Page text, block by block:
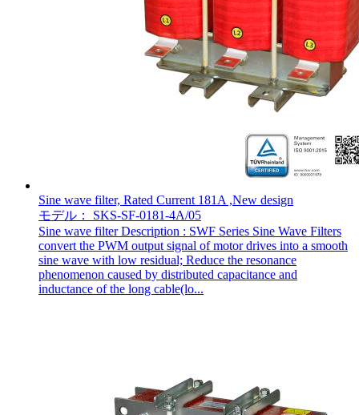
Sine wave filter, Rated Current 181A ,New design
モデル： SKS-SF-0181-4A/05
Sine wave filter Description : SWF Series Sine Wave Filters
convert the PWM output signal of motor drives into a smooth
sine wave with low residual; Reduce the resonance
phenomenon caused by distributed capacitance and
inductance of the long cable(lo...